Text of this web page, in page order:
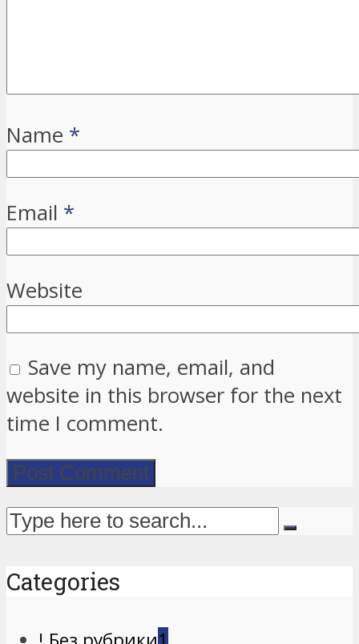
Name *
Email *
Website
Save my name, email, and
website in this browser for the next
time I comment.
Categories